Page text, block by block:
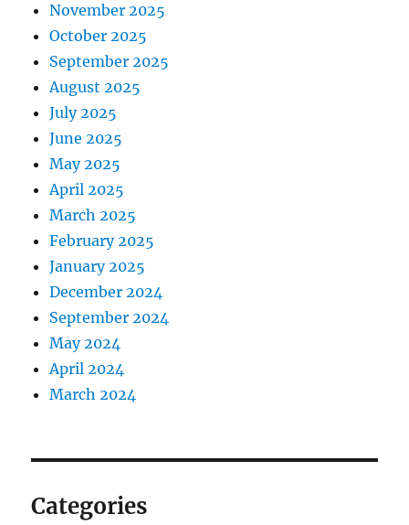
November 2025
October 2025
September 2025
August 2025
July 2025
June 2025
May 2025
April 2025
March 2025
February 2025
January 2025
December 2024
September 2024
May 2024
April 2024
March 2024
Categories